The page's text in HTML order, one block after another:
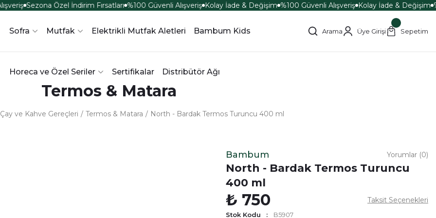
Sezona Özel İndirim Fırsatları %100 Güvenli Alışveriş Kolay İade & Değişim %100 Güvenli Alışveriş Kolay İade & Değişim
Sofra Mutfak Elektrikli Mutfak Aletleri Bambum Kids
Horeca ve Özel Seriler Sertifikalar Distribütör Ağı
Arama Üye Girişi Sepetim
Termos & Matara
Çay ve Kahve Gereçleri Termos & Matara North - Bardak Termos Turuncu 400 ml
Bambum Yorumlar (0)
North - Bardak Termos Turuncu
400 ml
₺ 750 Taksit Seçenekleri
Stok Kodu B5907